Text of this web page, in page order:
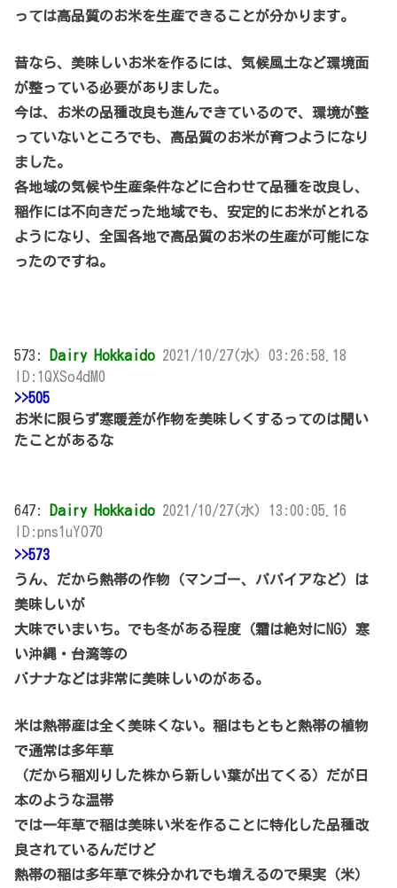
っては高品質のお米を生産できることが分かります。
昔なら、美味しいお米を作るには、気候風土など環境面
が整っている必要がありました。
今は、お米の品種改良も進んできているので、環境が整
っていないところでも、高品質のお米が育つようになり
ました。
各地域の気候や生産条件などに合わせて品種を改良し、
稲作には不向きだった地域でも、安定的にお米がとれる
ようになり、全国各地で高品質のお米の生産が可能にな
ったのですね。
573: Dairy Hokkaido 2021/10/27(水) 03:26:58.18
ID:1QXSo4dM0
>>505
お米に限らず寒暖差が作物を美味しくするってのは聞い
たことがあるな
647: Dairy Hokkaido 2021/10/27(水) 13:00:05.16
ID:pns1uYO70
>>573
うん、だから熱帯の作物（マンゴー、パパイアなど）は
美味しいが
大味でいまいち。でも冬がある程度（霜は絶対にNG）寒
い沖縄・台湾等の
バナナなどは非常に美味しいのがある。
米は熱帯産は全く美味くない。稲はもともと熱帯の植物
で通常は多年草
（だから稲刈りした株から新しい葉が出てくる）だが日
本のような温帯
では一年草で稲は美味い米を作ることに特化した品種改
良されているんだけど
熱帯の稲は多年草で株分かれでも増えるので果実（米）